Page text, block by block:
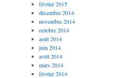
février 2015
décembre 2014
novembre 2014
octobre 2014
août 2014
juin 2014
avril 2014
mars 2014
février 2014